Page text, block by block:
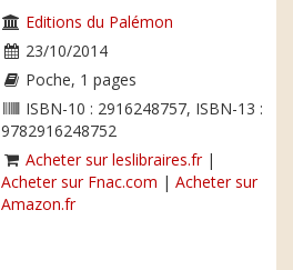
Editions du Palémon
23/10/2014
Poche, 1 pages
ISBN-10 : 2916248757, ISBN-13 :
9782916248752
Acheter sur leslibraires.fr|
Acheter sur Fnac.com | Acheter sur
Amazon.fr